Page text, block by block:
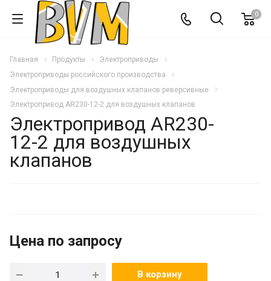
0
Главная Продукты
Электроприводы
Электроприводы российского производства
Электроприводы для воздушных клапанов реверсивные
Электропривод AR230-12-2 для воздушных клапанов
Электропривод AR230-
12-2 для воздушных
клапанов
Цена по запросу
В корзину